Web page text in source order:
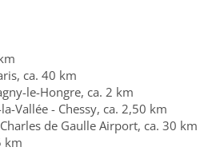
ca. 40 km
le-Hongre, ca. 2 km
Vallée - Chessy, ca. 2,50 km
de Gaulle Airport, ca. 30 km
km